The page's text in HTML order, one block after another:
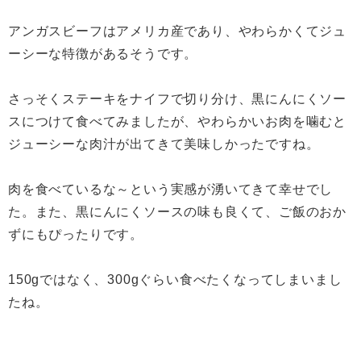
アンガスビーフはアメリカ産であり、やわらかくてジュ
ーシーな特徴があるそうです。
さっそくステーキをナイフで切り分け、黒にんにくソー
スにつけて食べてみましたが、やわらかいお肉を噛むと
ジューシーな肉汁が出てきて美味しかったですね。
肉を食べているな～という実感が湧いてきて幸せでし
た。また、黒にんにくソースの味も良くて、ご飯のおか
ずにもぴったりです。
150gではなく、300gぐらい食べたくなってしまいまし
たね。